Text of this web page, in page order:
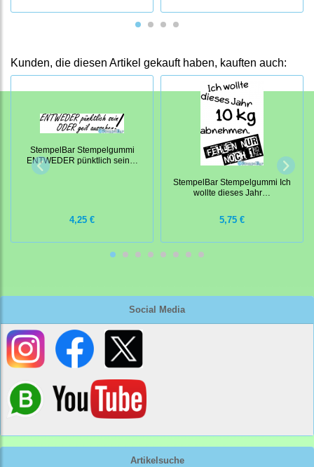
Social Media
Artikelsuche
Kunden, die diesen Artikel gekauft haben, kauften auch:
StempelBar Stempelgummi
ENTWEDER pünktlich sein…
4,25 €
StempelBar Stempelgummi Ich
wollte dieses Jahr…
5,75 €